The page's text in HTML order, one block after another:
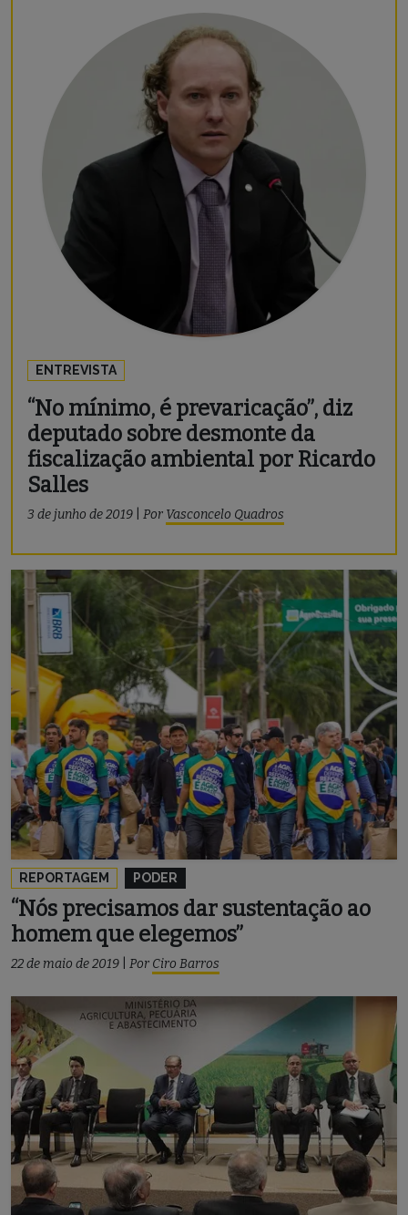
ENTREVISTA
“No mínimo, é prevaricação”, diz
deputado sobre desmonte da
fiscalização ambiental por Ricardo
Salles
3 de junho de 2019 Por Vasconcelo Quadros
REPORTAGEM PODER
“Nós precisamos dar sustentação ao
homem que elegemos”
22 de maio de 2019 Por Ciro Barros